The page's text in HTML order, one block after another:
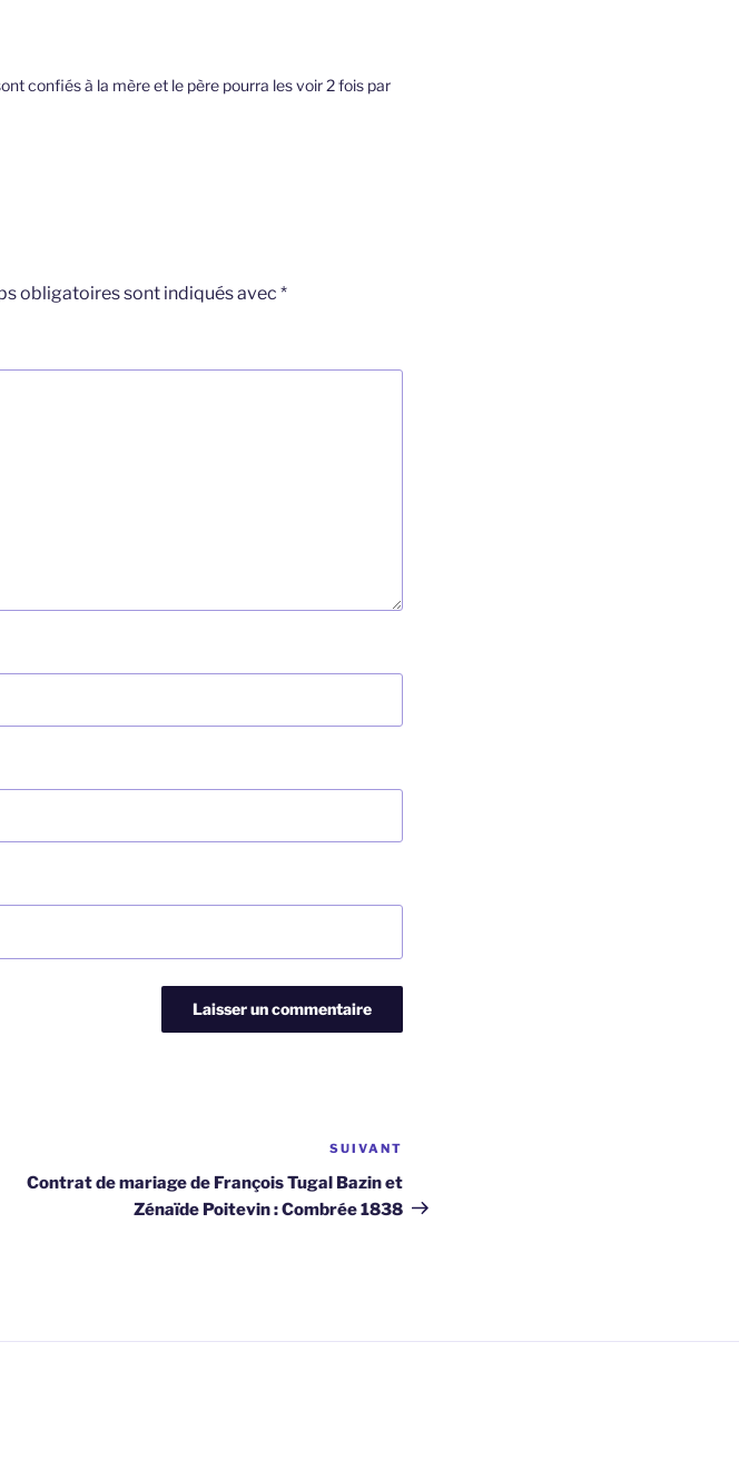
confiés à la mère et le père pourra les voir 2 fois par
obligatoires sont indiqués avec *
suivant
SUIVANT
Contrat de mariage de François Tugal Bazin et
Zénaïde Poitevin : Combrée 1838